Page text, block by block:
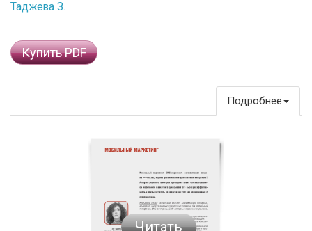
Таджева З.
Купить PDF
Подробнее
Читать